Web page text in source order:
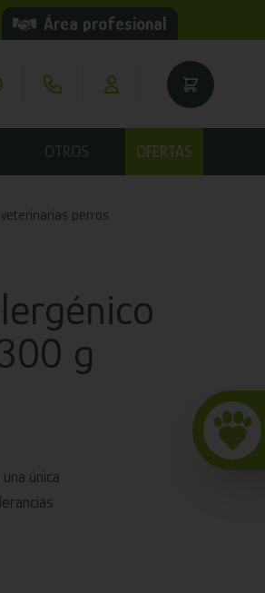
Área profesional
OTROS OFERTAS
perros
g
única